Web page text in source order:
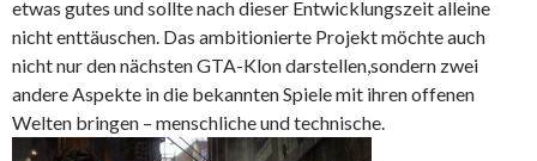
etwas gutes und sollte nach dieser Entwicklungszeit alleine
nicht enttäuschen. Das ambitionierte Projekt möchte auch
nicht nur den nächsten GTA-Klon darstellen,sondern zwei
andere Aspekte in die bekannten Spiele mit ihren offenen
Welten bringen – menschliche und technische.